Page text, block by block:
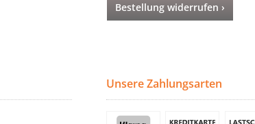
Bestellung widerrufen ›
Unsere Zahlungsarten